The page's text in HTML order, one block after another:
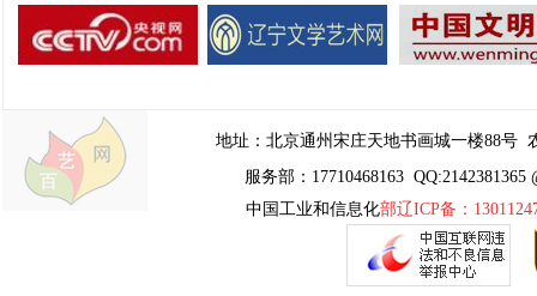
地址： 北京通州宋庄天地书画城一楼88号
服务部：17710468163 QQ:2142381365
中国工业和信息化部辽ICP备：